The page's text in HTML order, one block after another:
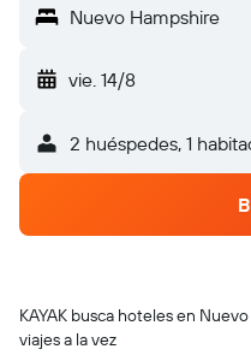
Nuevo Hampshire
vie. 14/8
2 huéspedes, 1
KAYAK busca hoteles en
viajes a la vez